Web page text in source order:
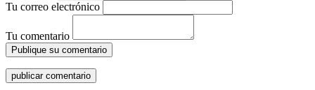
Tu correo electrónico
Tu comentario
Publique su comentario